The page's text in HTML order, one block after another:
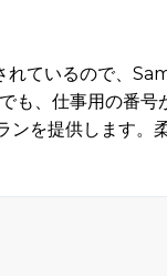
ているので、
も、仕事用の番
ンを提供します。